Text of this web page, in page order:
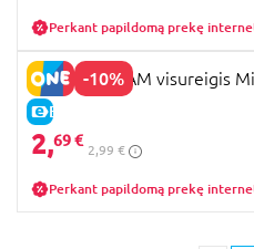
Perkant papildomą prekę
-10%
E-KAINA
MONSTER JAM visureigis
2,69 €
2,99 €
Perkant papildomą prekę